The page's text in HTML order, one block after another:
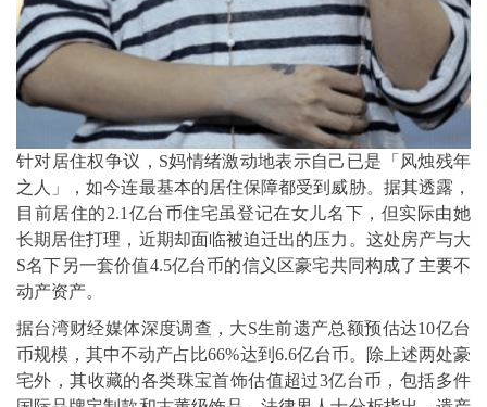
针对居住权争议，S妈情绪激动地表示自己已是「风烛残年
之人」，如今连最基本的居住保障都受到威胁。据其透露，
目前居住的2.1亿台币住宅虽登记在女儿名下，但实际由她
长期居住打理，近期却面临被迫迁出的压力。这处房产与大
S名下另一套价值4.5亿台币的信义区豪宅共同构成了主要不
动产资产。
据台湾财经媒体深度调查，大S生前遗产总额预估达10亿台
币规模，其中不动产占比66%达到6.6亿台币。除上述两处豪
宅外，其收藏的各类珠宝首饰估值超过3亿台币，包括多件